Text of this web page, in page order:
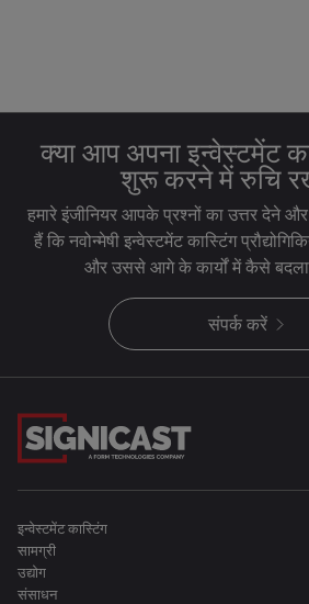
क्या आप अपना इन्वेस्टमेंट
शुरू करने में रुचि
हमारे इंजीनियर आपके प्रश्नों का उत्तर देने
हैं कि नवोन्मेषी इन्वेस्टमेंट कास्टिंग
और उससे आगे के कार्यों में कैसे
संपर्क करें
इन्वेस्टमेंट कास्टिंग
सामग्री
उद्योग
संसाधन